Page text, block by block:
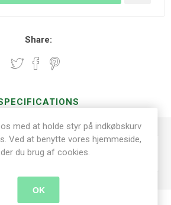
Share:
Dies/embossing
med at holde styr på indkøbskurv
Ved at benytte vores hjemmeside,
du brug af cookies.
OK